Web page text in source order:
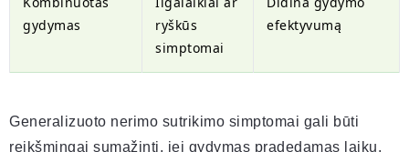
gydymas
ryškūs
simptomai
efektyvumą
Generalizuoto nerimo sutrikimo simptomai gali būti
reikšmingai sumažinti, jei gydymas pradedamas laiku.